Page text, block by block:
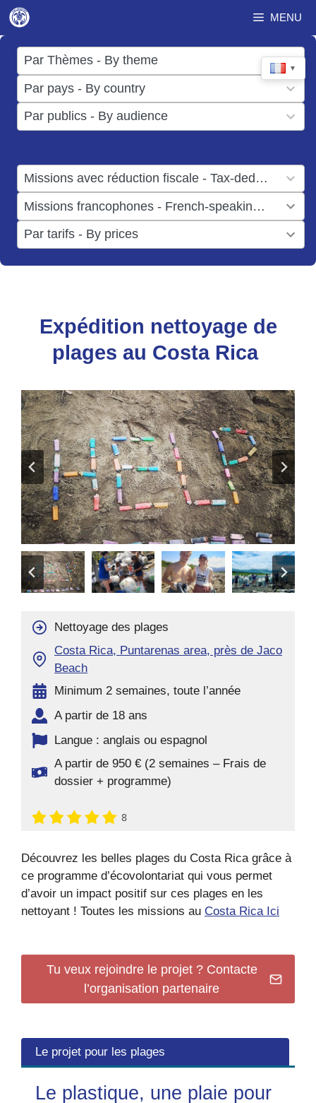
Aller
au
contenu
MENU
▼
Par Thèmes - By theme
17
results
available
Par pays - By country
50
results
available
Par publics - By audience
results
Missions avec réduction fiscale - Tax-deductible missions
result
available
Missions francophones - French-speaking missions
result
available
Par tarifs - By prices
results
available
Expédition nettoyage de
plages au Costa Rica
Nettoyage des plages
Costa Rica, Puntarenas area, près de Jaco
Beach
Minimum 2 semaines, toute l’année
A partir de 18 ans
Langue : anglais ou espagnol
A partir de 950 € (2 semaines – Frais de
dossier + programme)
8
Découvrez les belles plages du Costa Rica grâce à
ce programme d’écovolontariat qui vous permet
d’avoir un impact positif sur ces plages en les
nettoyant ! Toutes les missions au Costa Rica Ici
Tu veux rejoindre le projet ? Contacte
l’organisation partenaire
Le projet pour les plages
Le plastique, une plaie pour